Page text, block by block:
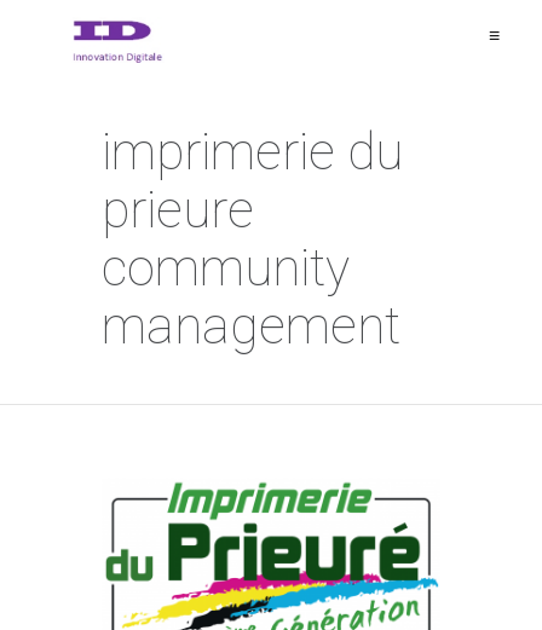
≡
imprimerie du
prieure
community
management